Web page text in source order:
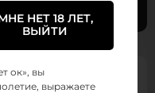
НЕТ 18 ЛЕТ,
ВЫЙТИ
ок», вы
выражаете